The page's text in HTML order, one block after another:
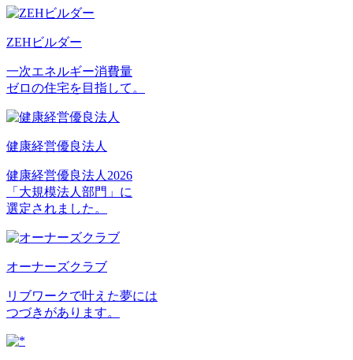
ZEHビルダー
一次エネルギー消費量
ゼロの住宅を目指して。
健康経営優良法人
健康経営優良法人2026
「大規模法人部門」に
選定されました。
オーナーズクラブ
リブワークで叶えた夢には
つづきがあります。